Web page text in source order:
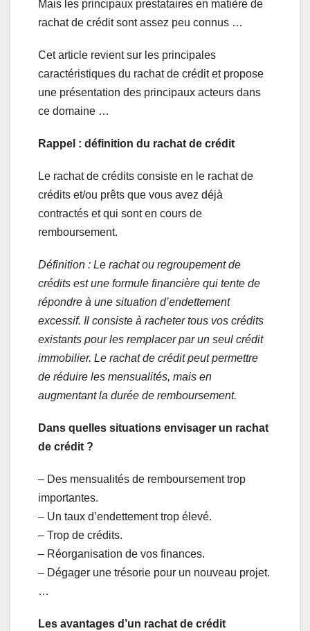
Mais les principaux prestataires en matière de
rachat de crédit sont assez peu connus …
Cet article revient sur les principales
caractéristiques du rachat de crédit et propose
une présentation des principaux acteurs dans
ce domaine …
Rappel : définition du rachat de crédit
Le rachat de crédits consiste en le rachat de
crédits et/ou prêts que vous avez déjà
contractés et qui sont en cours de
remboursement.
Définition : Le rachat ou regroupement de
crédits est une formule financière qui tente de
répondre à une situation d’endettement
excessif. Il consiste à racheter tous vos crédits
existants pour les remplacer par un seul crédit
immobilier. Le rachat de crédit peut permettre
de réduire les mensualités, mais en
augmentant la durée de remboursement.
Dans quelles situations envisager un rachat
de crédit ?
– Des mensualités de remboursement trop
importantes.
– Un taux d’endettement trop élevé.
– Trop de crédits.
– Réorganisation de vos finances.
– Dégager une trésorie pour un nouveau projet.
…
Les avantages d’un rachat de crédit